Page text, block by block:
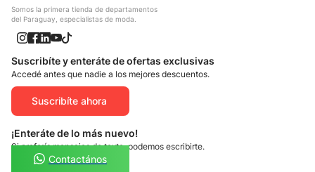
Somos la primera tienda de departamentos
del Paraguay, especialistas de moda.
Suscribíte y enteráte de ofertas exclusivas
Accedé antes que nadie a los mejores descuentos.
Suscribíte ahora
¡Enteráte de lo más nuevo!
Si preferís mensajes de texto, podemos escribirte.
Contactános